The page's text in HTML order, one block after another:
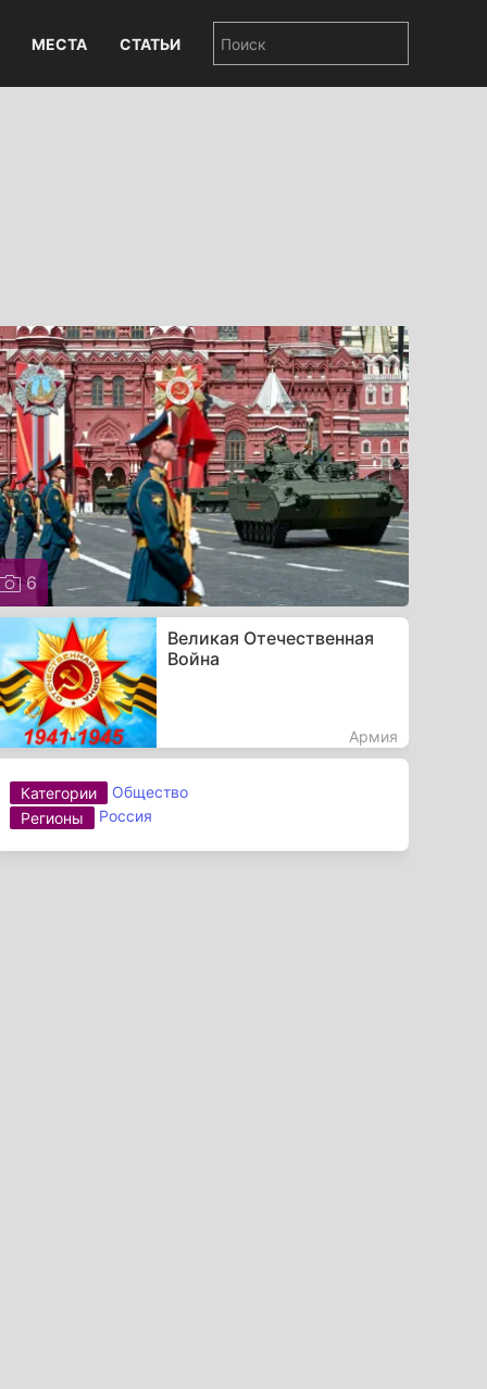
МЕСТА СТАТЬИ
6
Великая Отечественная
Война
Армия
Категории
Общество
Регионы
Россия